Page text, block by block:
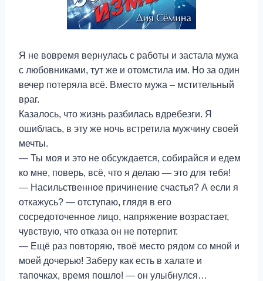
Я не вовремя вернулась с работы и застала мужа
с любовниками, тут же и отомстила им. Но за один
вечер потеряла всё. Вместо мужа – мстительный
враг.
Казалось, что жизнь разбилась вдребезги. Я
ошиблась, в эту же ночь встретила мужчину своей
мечты.
— Ты моя и это не обсуждается, собирайся и едем
ко мне, поверь, всё, что я делаю — это для тебя!
— Насильственное причинение счастья? А если я
откажусь? — отступаю, глядя в его
сосредоточенное лицо, напряжение возрастает,
чувствую, что отказа он не потерпит.
— Ещё раз повторяю, твоё место рядом со мной и
моей дочерью! Заберу как есть в халате и
тапочках, время пошло! — он улыбнулся…